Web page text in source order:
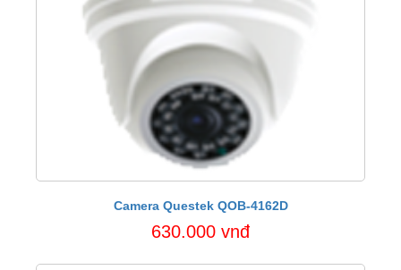
Camera Questek QOB-4162D
630.000 vnđ